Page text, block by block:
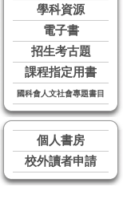
學科資源
電子書
招生考古題
課程指定用書
國科會人文社會專題書目
個人書房
校外讀者申請